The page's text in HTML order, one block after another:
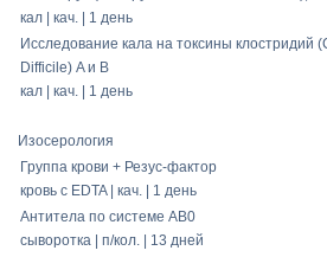
кал | кач. | 1 день
Исследование кала на токсины клостридий
Difficile) A и B
кал | кач. | 1 день
Изосерология
Группа крови + Резус-фактор
кровь с EDTA | кач. | 1 день
Антитела по системе AB0
сыворотка | п/кол. | 13 дней